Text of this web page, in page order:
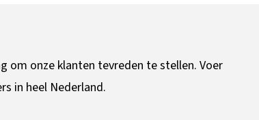
om onze klanten tevreden te stellen. Voer
in heel Nederland.